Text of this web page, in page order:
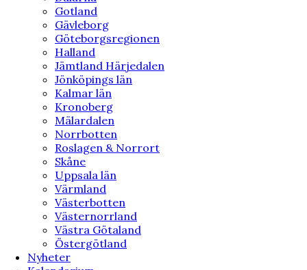
Gotland
Gävleborg
Göteborgsregionen
Halland
Jämtland Härjedalen
Jönköpings län
Kalmar län
Kronoberg
Mälardalen
Norrbotten
Roslagen & Norrort
Skåne
Uppsala län
Värmland
Västerbotten
Västernorrland
Västra Götaland
Östergötland
Nyheter